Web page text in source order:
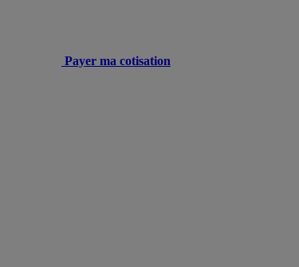
Payer ma cotisation